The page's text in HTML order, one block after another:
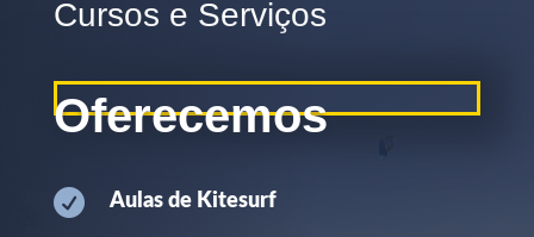
Cursos e Serviços
Oferecemos
 Aulas de Kitesurf